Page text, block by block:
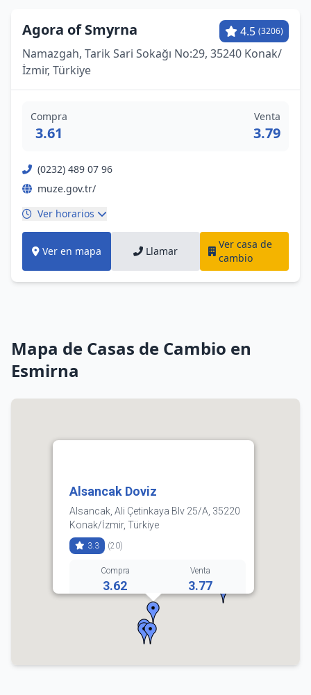
Agora of Smyrna 4.5 (3206)
Namazgah, Tarik Sari Sokağı No:29, 35240 Konak/
İzmir, Türkiye
Compra
3.61
Venta
3.79
(0232) 489 07 96
muze.gov.tr/
Ver horarios
Ver en mapa Llamar
Ver casa de
cambio
Mapa de Casas de Cambio en
Esmirna
Alsancak Doviz
Alsancak, Ali Çetinkaya Blv 25/A, 35220
Konak/İzmir, Türkiye
3.3 (20)
Compra
3.62
Venta
3.77
(0232) 421 59 78
lunes: 9:00–18:30